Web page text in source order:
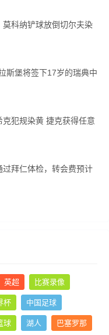
科纳铲球放倒切尔夫染
斯堡将签下17岁的瑞典中
犯规染黄 捷克获得任意
拜仁体检，转会费预计
英超 比赛录像
杯 中国足球
球 湖人 巴塞罗那